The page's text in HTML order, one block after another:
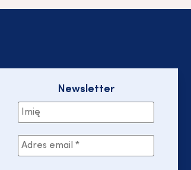
Newsletter